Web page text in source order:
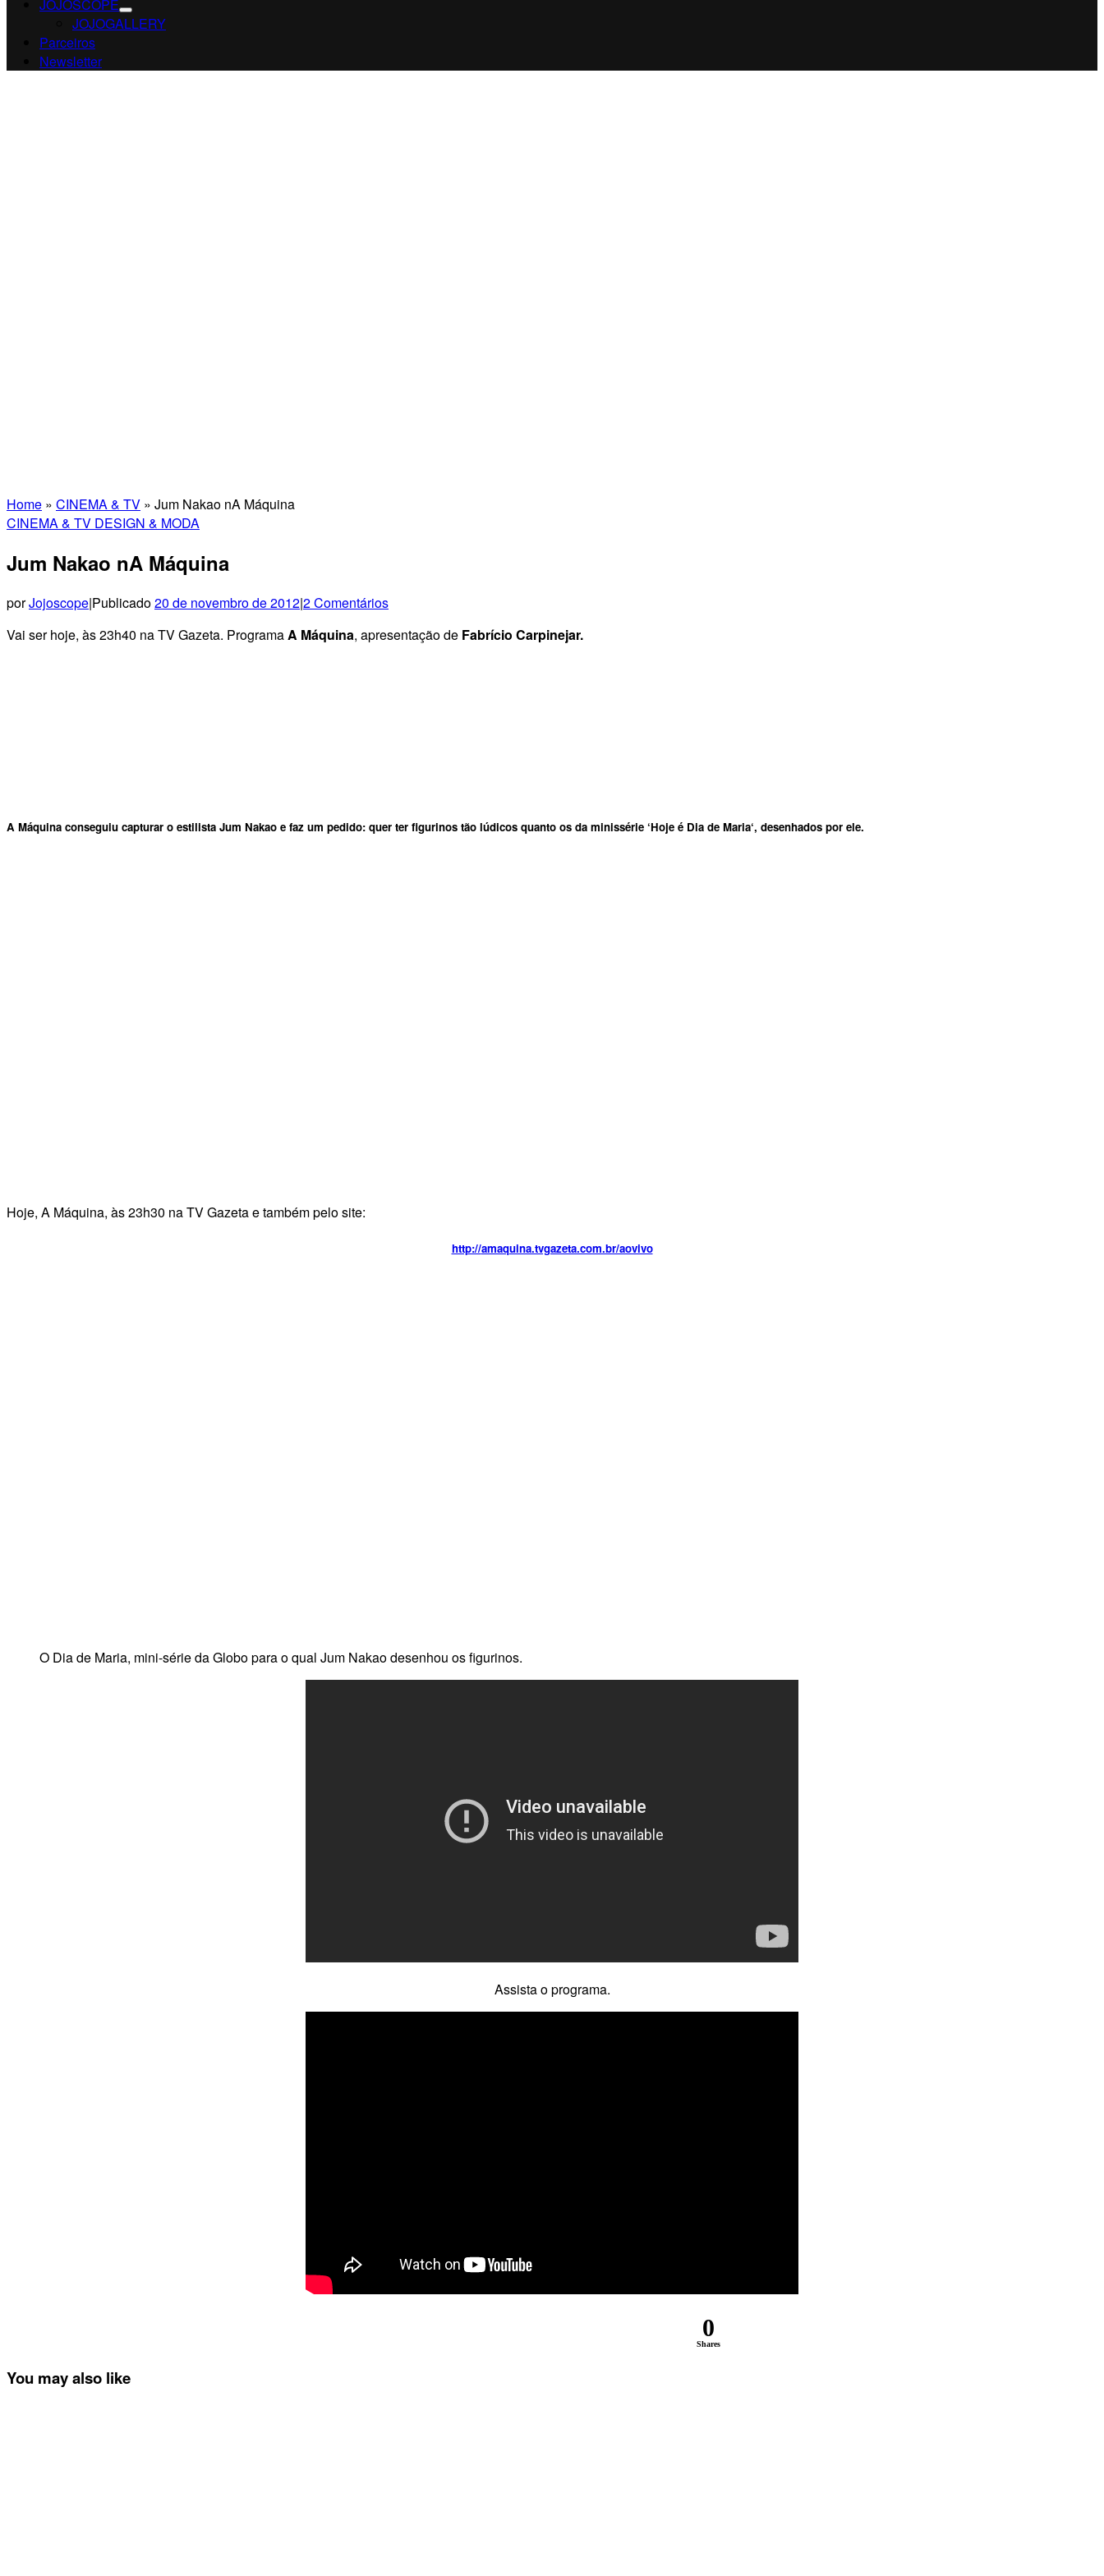
JOJOSCOPE
JOJOGALLERY
Parceiros
Newsletter
Home » CINEMA & TV » Jum Nakao nA Máquina
CINEMA & TV DESIGN & MODA
Jum Nakao nA Máquina
porJojoscope|Publicado20 de novembro de 2012|2 Comentários
Vai ser hoje, às 23h40 na TV Gazeta. ProgramaA Máquina, apresentação de Fabrício Carpinejar.
A Máquina conseguiu capturar o estilista Jum Nakao e faz um pedido: quer ter figurinos tão lúdicos quanto os da minissérie ‘Hoje é Dia de Maria‘, desenhados por ele.
Hoje, A Máquina, às 23h30 na TV Gazeta e também pelo site:
http://amaquina.tvgazeta.com.br/aovivo
O Dia de Maria, mini-série da Globo para o qual Jum Nakao desenhou os figurinos.
Assista o programa.
0
Shares
You may also like